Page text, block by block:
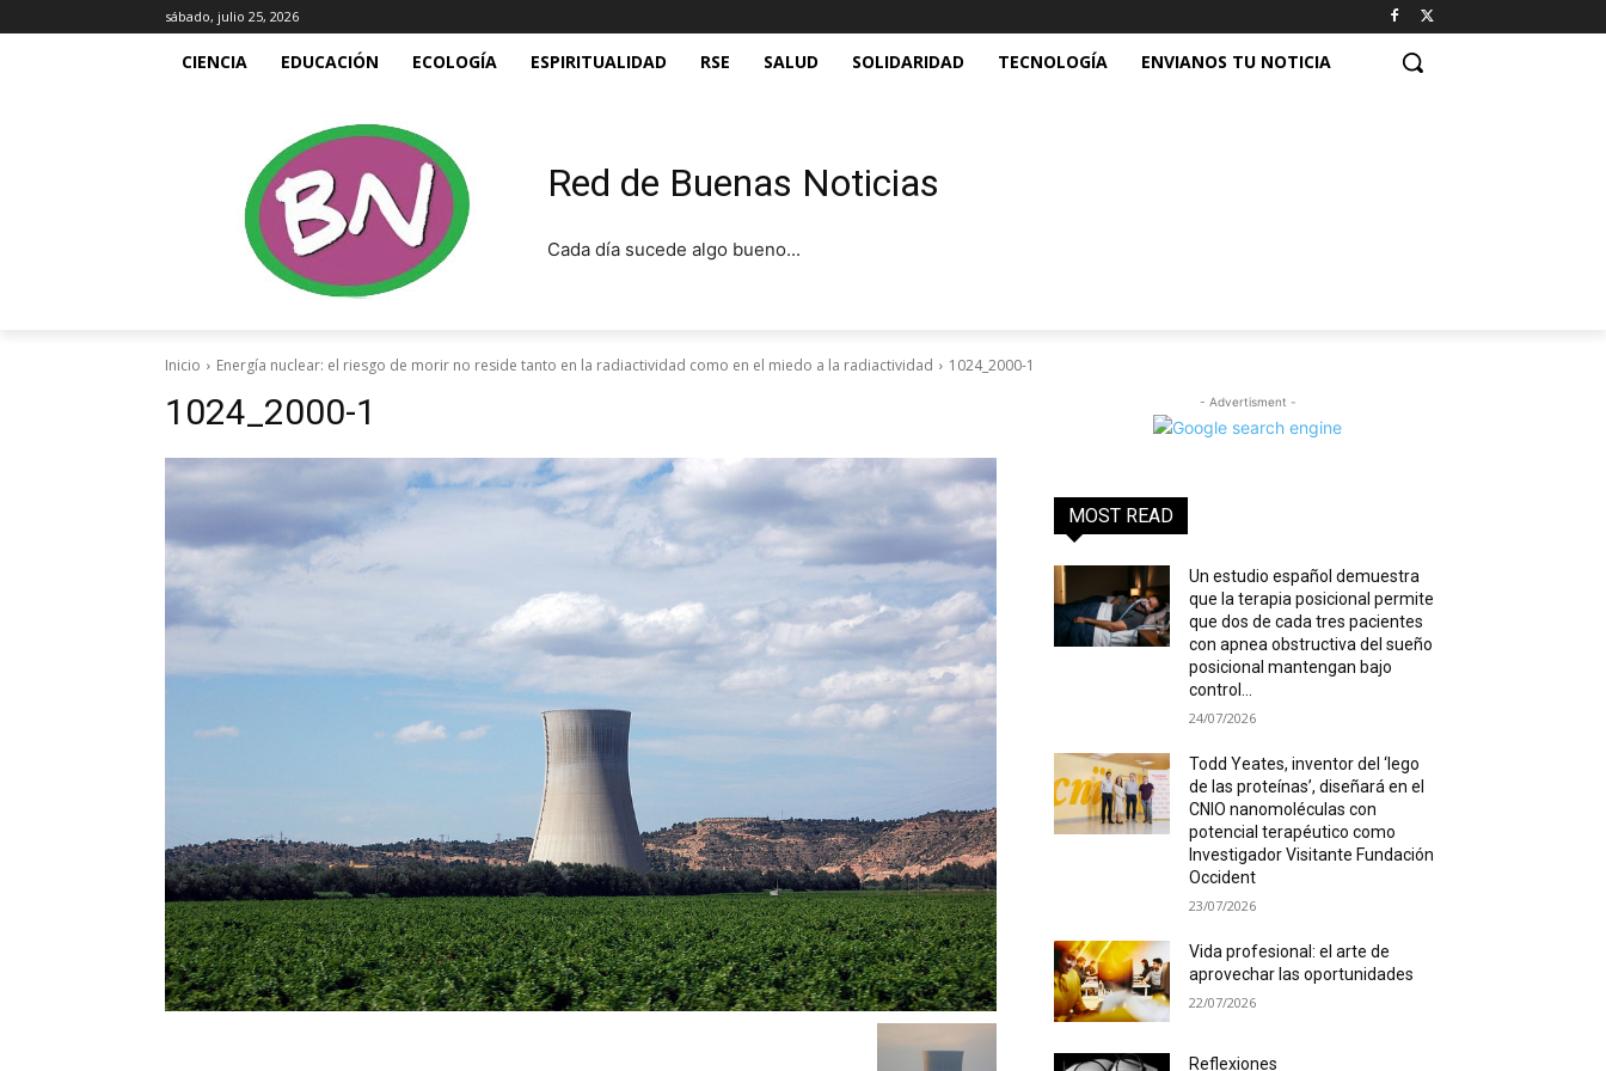
sábado, julio 25, 2026
CIENCIA EDUCACIÓN ECOLOGÍA ESPIRITUALIDAD RSE SALUD SOLIDARIDAD TECNOLOGÍA ENVIANOS TU NOTICIA
Red de Buenas Noticias
Cada día sucede algo bueno...
Inicio Energía nuclear: el riesgo de morir no reside tanto en la radiactividad como en el miedo a la radiactividad 1024_2000-1
1024_2000-1 - Advertisment -
MOST READ
Un estudio español demuestra
que la terapia posicional permite
que dos de cada tres pacientes
con apnea obstructiva del sueño
posicional mantengan bajo
control...
24/07/2026
Todd Yeates, inventor del ‘lego
de las proteínas’, diseñará en el
CNIO nanomoléculas con
potencial terapéutico como
Investigador Visitante Fundación
Occident
23/07/2026
Vida profesional: el arte de
aprovechar las oportunidades
22/07/2026
Reflexiones